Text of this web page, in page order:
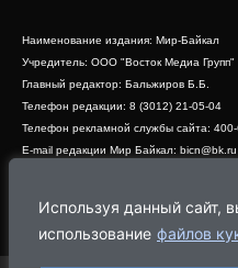
Используя данный сайт,
использование файлов
Наименование издания: Мир-Байкал
Учредитель: ООО "Восток Медиа Групп"
Главный редактор: Бальжиров Б.Б.
Телефон редакции: 8 (3012) 21-05-04
Телефон рекламной службы сайта:
E-mail редакции Мир Байкал: bicn@bk.ru
Адрес редакции: 670000, г. Улан-Удэ,